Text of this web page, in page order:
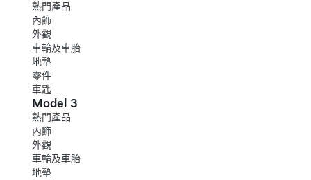
熱門產品
內飾
外觀
車輪及車胎
地墊
零件
車匙
Model 3
熱門產品
內飾
外觀
車輪及車胎
地墊